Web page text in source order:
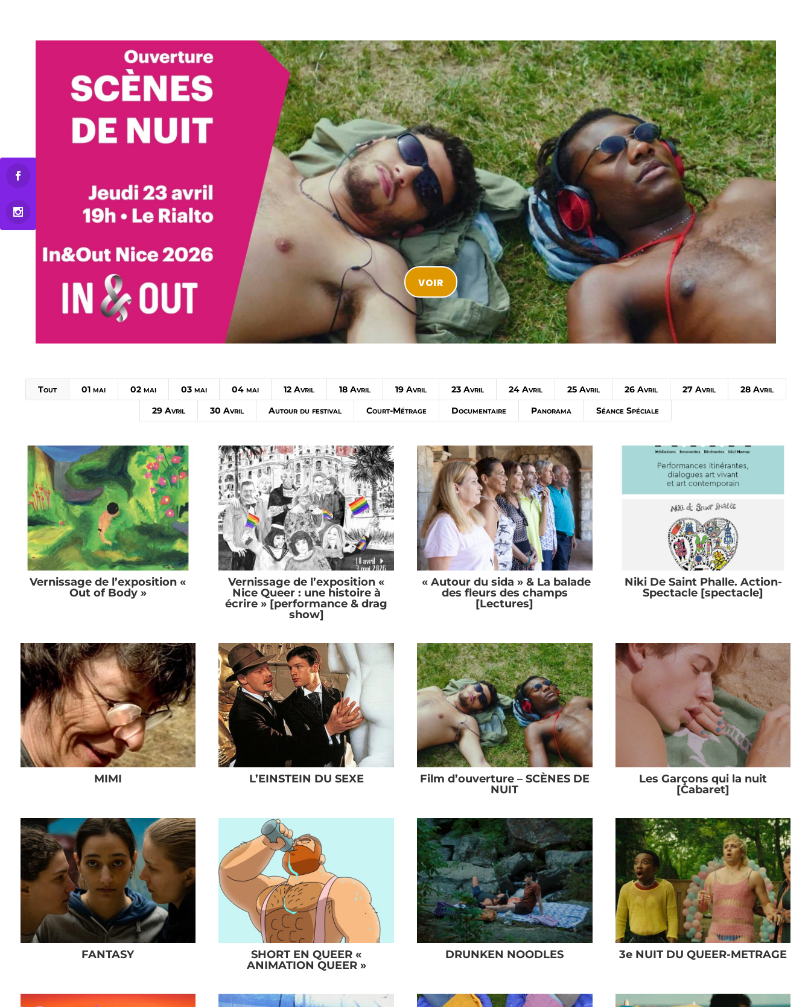
voir
Tout 01 mai 02 mai 03 mai 04 mai 12 Avril 18 Avril 19 Avril 23 Avril 24 Avril 25 Avril 26 Avril 27 Avril
28 Avril
29 Avril
30 Avril Autour du festival Court-Métrage Documentaire Panorama Séance Spéciale
Vernissage de l’exposition «
Out of Body »
Vernissage de l’exposition «
Nice Queer : une histoire à
écrire » [performance & drag
show]
« Autour du sida » & La balade
des fleurs des champs
[Lectures]
Niki De Saint Phalle. Action-
Spectacle [spectacle]
MIMI L’EINSTEIN DU SEXE
Film d’ouverture – SCÈNES DE
NUIT
Les Garçons qui la nuit
[Cabaret]
FANTASY
SHORT EN QUEER «
ANIMATION QUEER »
DRUNKEN NOODLES 3e NUIT DU QUEER-METRAGE